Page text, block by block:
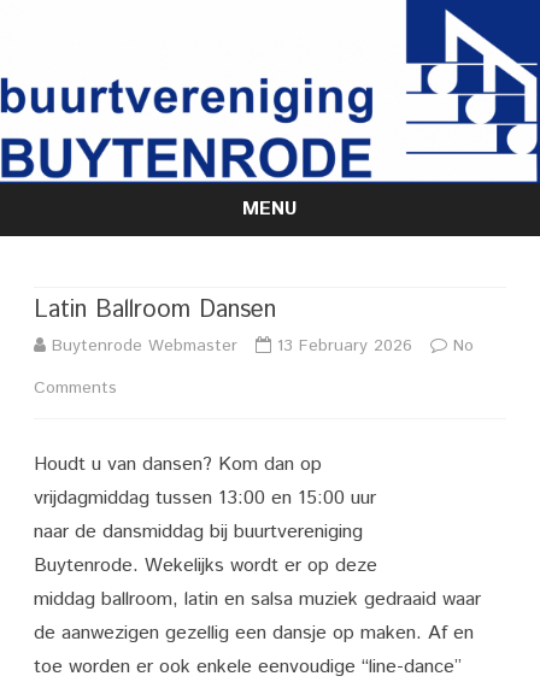
MENU
Skip
Latin Ballroom Dansen
Buytenrode Webmaster 13 February 2026
No
Comments
Ballroom
Dansen
Houdt u van dansen? Kom dan op
vrijdagmiddag tussen 13:00 en 15:00 uur
naar de dansmiddag bij buurtvereniging
Buytenrode. Wekelijks wordt er op deze
middag ballroom, latin en salsa muziek gedraaid waar
de aanwezigen gezellig een dansje op maken. Af en
toe worden er ook enkele eenvoudige “line-dance”